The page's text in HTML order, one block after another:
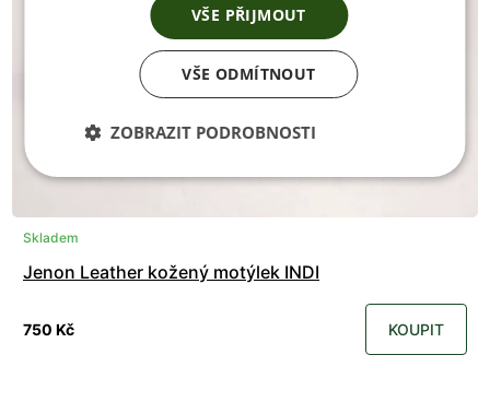
Skladem
Jenon Leather kožený motýlek INDI
750 Kč KOUPIT
VŠE PŘIJMOUT
VŠE ODMÍTNOUT
ZOBRAZIT PODROBNOSTI